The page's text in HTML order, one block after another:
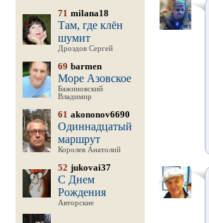
71 milana18
Там, где клён
шумит
Дроздов Сергей
69 barmen
Море Азовское
Бажиновский
Владимир
61 akononov6690
Одиннадцатый
маршрут
Королев Анатолий
52 jukovai37
С Днем
Рождения
Авторские